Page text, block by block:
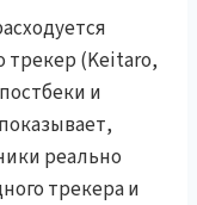
трекер (Keitaro,
и
реально
трекера и